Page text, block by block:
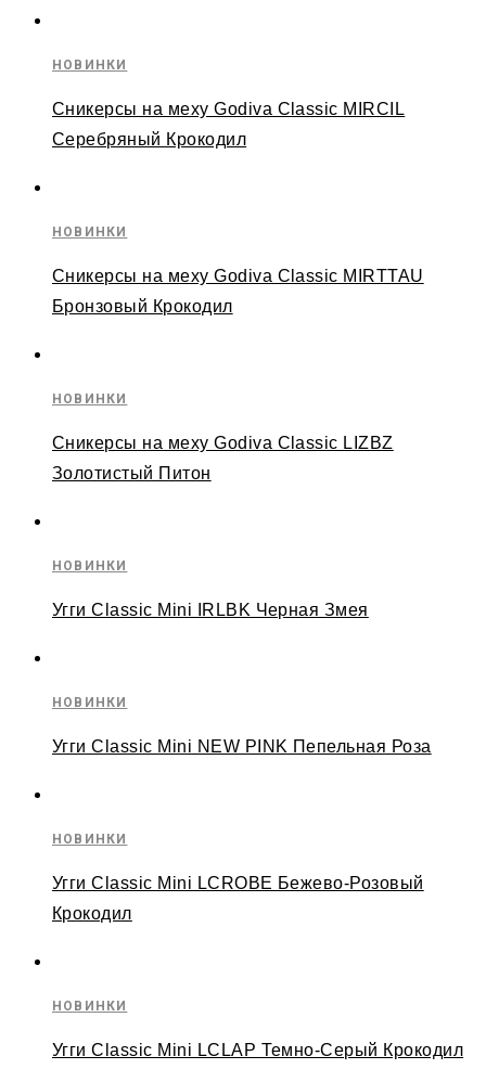
НОВИНКИ
Сникерсы на меху Godiva Classic MIRCIL
Cеребряный Крокодил
НОВИНКИ
Сникерсы на меху Godiva Classic MIRTTAU
Бронзовый Крокодил
НОВИНКИ
Сникерсы на меху Godiva Classic LIZBZ
Золотистый Питон
НОВИНКИ
Угги Classic Mini IRLBK Черная Змея
НОВИНКИ
Угги Classic Mini NEW PINK Пепельная Роза
НОВИНКИ
Угги Classic Mini LCROBE Бежево-Розовый
Крокодил
НОВИНКИ
Угги Classic Mini LCLAP Темно-Серый Крокодил